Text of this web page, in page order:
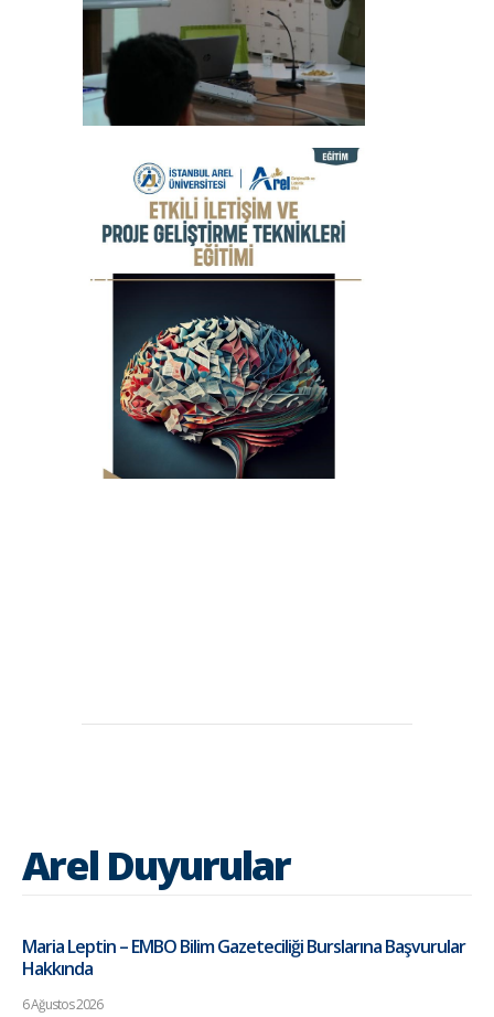
Arel Duyurular
Maria Leptin – EMBO Bilim Gazeteciliği Burslarına Başvurular
Hakkında
6 Ağustos 2026